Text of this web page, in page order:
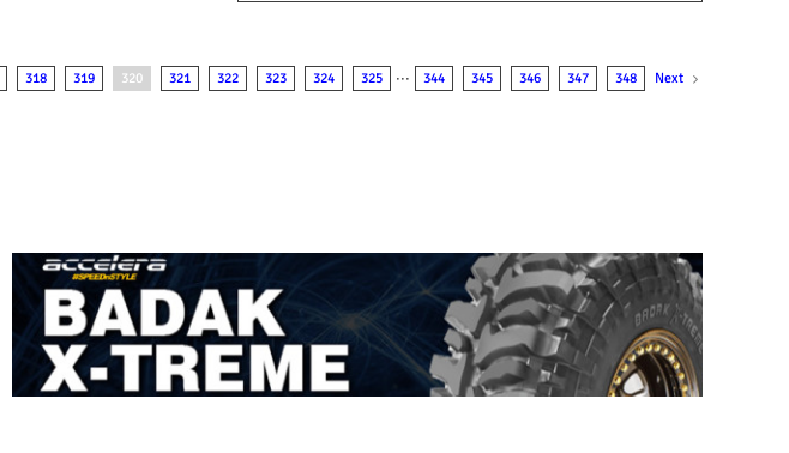
318 319 320 321 322 323 324 325 ··· 344 345 346 347 348 Next